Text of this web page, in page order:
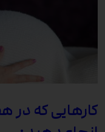
کارهایی که در